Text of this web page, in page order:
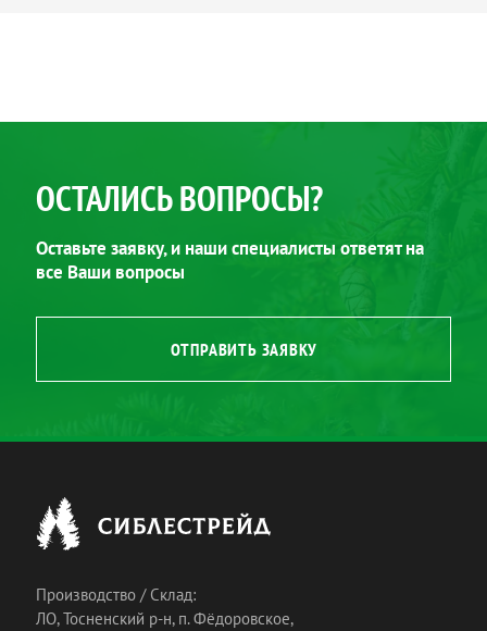
ОСТАЛИСЬ ВОПРОСЫ?
Оставьте заявку, и наши специалисты ответят на
все Ваши вопросы
ОТПРАВИТЬ ЗАЯВКУ
Производство / Склад:
ЛО, Тосненский р-н, п. Фёдоровское,